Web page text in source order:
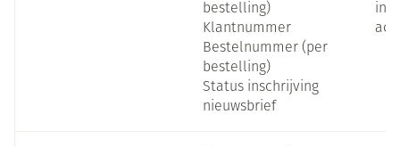
bestelling)
Klantnummer
Bestelnummer (per
bestelling)
Status inschrijving
nieuwsbrief